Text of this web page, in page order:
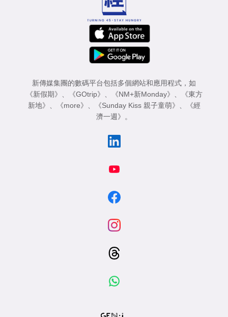
新傳媒集團的數碼平台包括多個網站和應用程式，如
《新假期》
《GOtrip》 《NM+新Monday》
《東方
新地》
《more》 《Sunday Kiss 親子童萌》
《經
濟一週》
。